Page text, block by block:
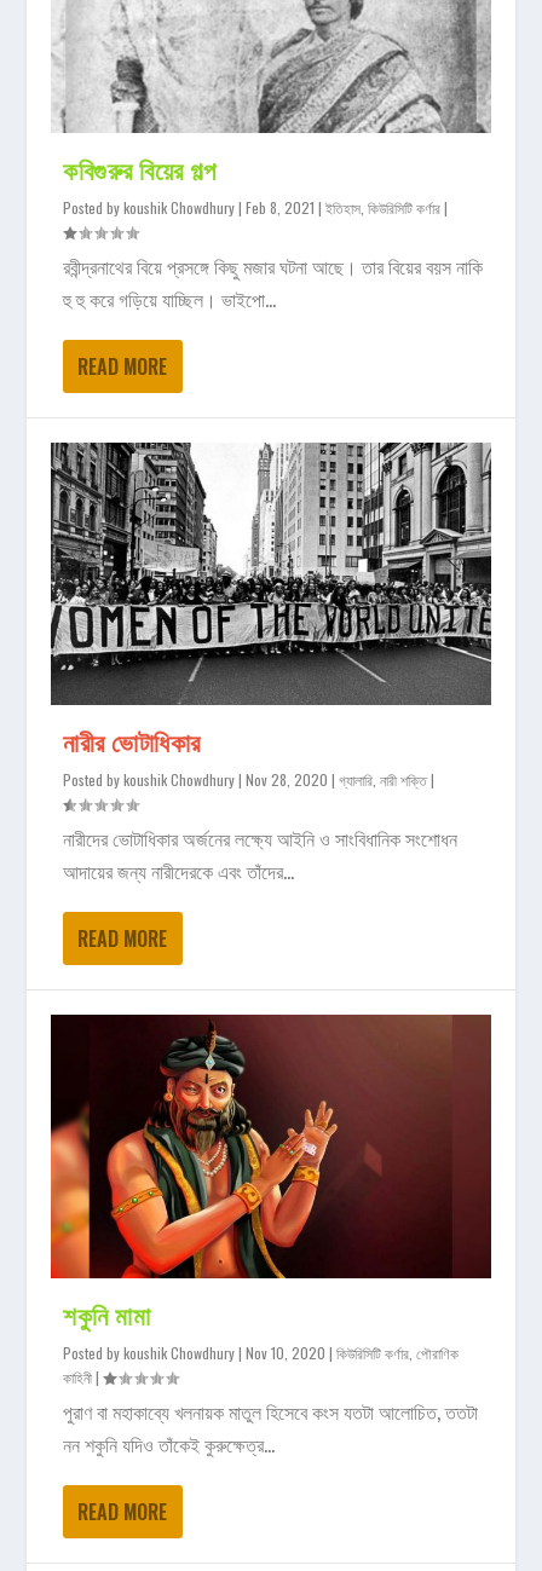
কবিগুরুর বিয়ের গল্প
Posted bykoushik Chowdhury|Feb 8, 2021 |ইতিহাস ,কিউরিসিটি কর্ণার|
রবীন্দ্রনাথের বিয়ে প্রসঙ্গে কিছু মজার ঘটনা আছে। তার বিয়ের বয়স নাকি
হু হু করে গড়িয়ে যাচ্ছিল। ভাইপো...
READ MORE
নারীর ভোটাধিকার
Posted bykoushik Chowdhury|Nov 28, 2020 |গ্যালারি ,নারী শক্তি|
নারীদের ভোটাধিকার অর্জনের লক্ষ্যে আইনি ও সাংবিধানিক সংশোধন
আদায়ের জন্য নারীদেরকে এবং তাঁদের...
READ MORE
শকুনি মামা
Posted bykoushik Chowdhury|Nov 10, 2020 |কিউরিসিটি কর্ণার ,পৌরাণিক
কাহিনী|
পুরাণ বা মহাকাব্যে খলনায়ক মাতুল হিসেবে কংস যতটা আলোচিত, ততটা
নন শকুনি যদিও তাঁকেই কুরুক্ষেত্র...
READ MORE